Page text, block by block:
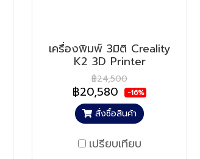
เครื่องพิมพ์ 3มิติ Creality
K2 3D Printer
฿24,500
฿20,580 -16%
สั่งซื้อสินค้า
เปรียบเทียบ